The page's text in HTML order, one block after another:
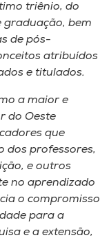
triênio, do
graduação, bem
de pós-
atribuídos
e titulados.
a maior e
do Oeste
que
dos professores,
e outros
no aprendizado
o compromisso
para a
e a extensão,